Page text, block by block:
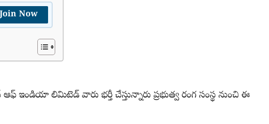
Join Now
ఇండియా లిమిటెడ్ వారు భర్తీ చేస్తున్నారు ప్రభుత్వ రంగ సంస్థ నుంచి ఈ